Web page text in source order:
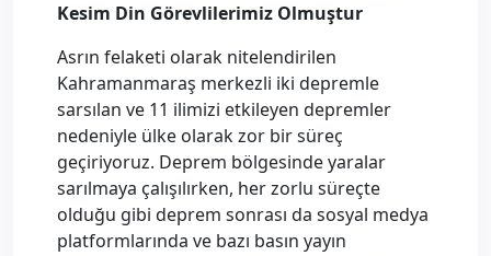
Kesim Din Görevlilerimiz Olmuştur
Asrın felaketi olarak nitelendirilen
Kahramanmaraş merkezli iki depremle
sarsılan ve 11 ilimizi etkileyen depremler
nedeniyle ülke olarak zor bir süreç
geçiriyoruz. Deprem bölgesinde yaralar
sarılmaya çalışılırken, her zorlu süreçte
olduğu gibi deprem sonrası da sosyal medya
platformlarında ve bazı basın yayın